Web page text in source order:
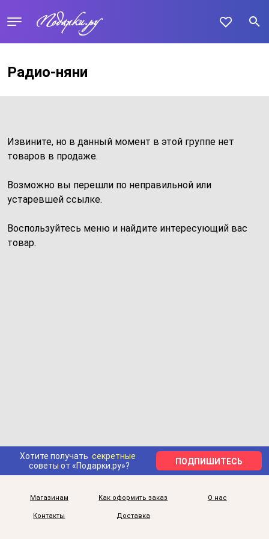
Радио-няни
Извините, но в данный момент в этой группе нет
товаров в продаже.
Возможно вы перешли по неправильной или
устаревшей ссылке.
Воспользуйтесь меню и найдите интересующий вас
товар.
Хотите получать секретные
советы от «Подарки.ру»?
ПОДПИШИТЕСЬ
Магазинам Как оформить заказ О нас
Контакты Доставка